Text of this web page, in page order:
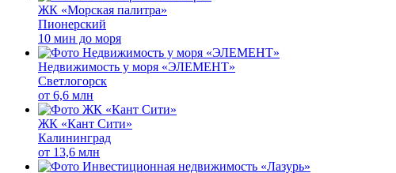
ЖК «Морская палитра»
Пионерский
10 мин до моря
Недвижимость у моря «ЭЛЕМЕНТ»
Светлогорск
от 6,6 млн
ЖК «Кант Сити»
Калининград
от 13,6 млн